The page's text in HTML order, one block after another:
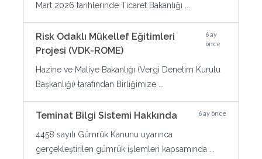
Mart 2026 tarihlerinde Ticaret Bakanlığı ...
Risk Odaklı Mükellef Eğitimleri
Projesi (VDK-ROME)
6 ay
önce
Hazine ve Maliye Bakanlığı (Vergi Denetim Kurulu
Başkanlığı) tarafından Birliğimize ...
Teminat Bilgi Sistemi Hakkında 6 ay önce
4458 sayılı Gümrük Kanunu uyarınca
gerçekleştirilen gümrük işlemleri kapsamında ...